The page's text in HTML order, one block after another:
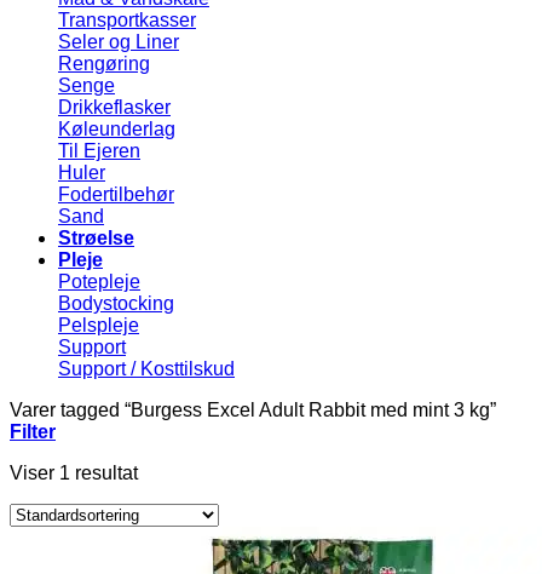
Transportkasser
Seler og Liner
Rengøring
Senge
Drikkeflasker
Køleunderlag
Til Ejeren
Huler
Fodertilbehør
Sand
Strøelse
Pleje
Potepleje
Bodystocking
Pelspleje
Support
Support / Kosttilskud
Varer tagged “Burgess Excel Adult Rabbit med mint 3 kg”
Filter
Viser 1 resultat